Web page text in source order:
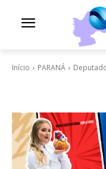
Início PARANÁ